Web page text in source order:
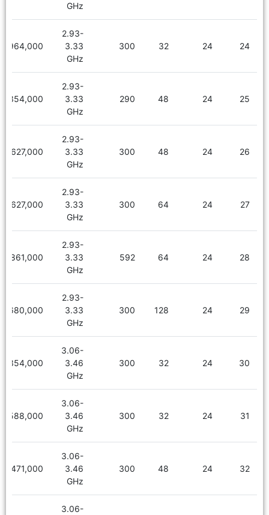
GHz
24
24
32
300
2.93-
3.33
GHz
2,964,000
25
24
48
290
2.93-
3.33
GHz
3,354,000
26
24
48
300
2.93-
3.33
GHz
3,627,000
27
24
64
300
2.93-
3.33
GHz
3,627,000
28
24
64
592
2.93-
3.33
GHz
3,861,000
29
24
128
300
2.93-
3.33
GHz
4,680,000
30
24
32
300
3.06-
3.46
GHz
3,354,000
31
24
32
300
3.06-
3.46
GHz
3,588,000
32
24
48
300
3.06-
3.46
GHz
3,471,000
3.06-